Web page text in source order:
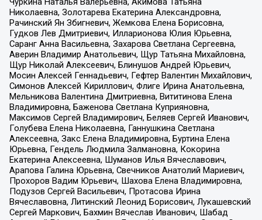
Николаевна, Золотарева Екатерина Александровна,
Рачинский Ян Збигневич, Жемкова Елена Борисовна,
Гудков Лев Дмитриевич, Илларионова Юлия Юрьевна,
Саранг Анна Васильевна, Захарова Светлана Сергеевна,
Аверин Владимир Анатольевич, Щур Татьяна Михайловна,
Щур Николай Алексеевич, Блинушов Андрей Юрьевич,
Мосин Алексей Геннадьевич, Гефтер Валентин Михайлович,
Симонов Алексей Кириллович, Флиге Ирина Анатольевна,
Мельникова Валентина Дмитриевна, Вититинова Елена
Владимировна, Баженова Светлана Куприяновна,
Максимов Сергей Владимирович, Беляев Сергей Иванович,
Голубева Елена Николаевна, Ганнушкина Светлана
Алексеевна, Закс Елена Владимировна, Буртина Елена
Юрьевна, Гендель Людмила Залмановна, Кокорина
Екатерина Алексеевна, Шуманов Илья Вячеславович,
Арапова Галина Юрьевна, Свечников Анатолий Мариевич,
Прохоров Вадим Юрьевич, Шахова Елена Владимировна,
Подузов Сергей Васильевич, Протасова Ирина
Вячеславовна, Литинский Леонид Борисович, Лукашевский
Сергей Маркович, Бахмин Вячеслав Иванович, Шабад